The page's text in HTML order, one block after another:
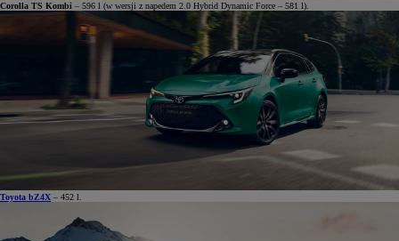
Corolla TS Kombi – 596 l (w wersji z napedem 2.0 Hybrid Dynamic Force – 581 l).
Toyota bZ4X – 452 l.